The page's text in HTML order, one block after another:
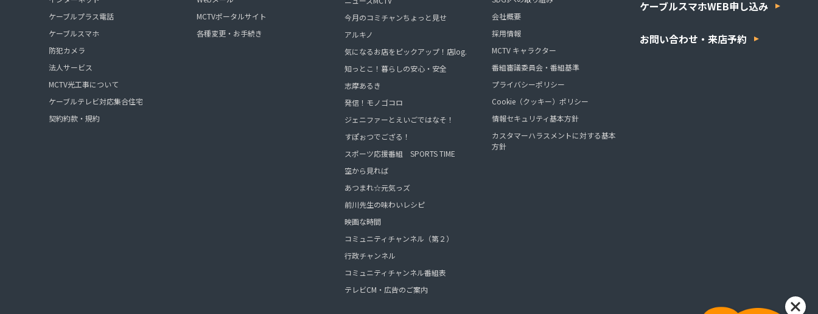
ケーブルプラス電話
ケーブルスマホ
防犯カメラ
法人サービス
MCTV光工事について
ケーブルテレビ対応集合住宅
契約約款・規約
MCTVポータルサイト
各種変更・お手続き
今月のコミチャンちょっと見せ
アルキノ
気になるお店をピックアップ！店log.
知っとこ！暮らしの安心・安全
志摩あるき
発信！モノゴコロ
ジェニファーとえいごではなそ！
すぽぉつでござる！
スポーツ応援番組 SPORTS TIME
空から見れば
あつまれ☆元気っズ
前川先生の味わいレシピ
映画な時間
コミュニティチャンネル（第２）
行政チャンネル
コミュニティチャンネル番組表
テレビCM・広告のご案内
会社概要
採用情報
MCTV キャラクター
番組審議委員会・番組基準
プライバシーポリシー
Cookie（クッキー）ポリシー
情報セキュリティ基本方針
カスタマーハラスメントに対する基本
方針
ケーブルスマホWEB申し込み
お問い合わせ・来店予約